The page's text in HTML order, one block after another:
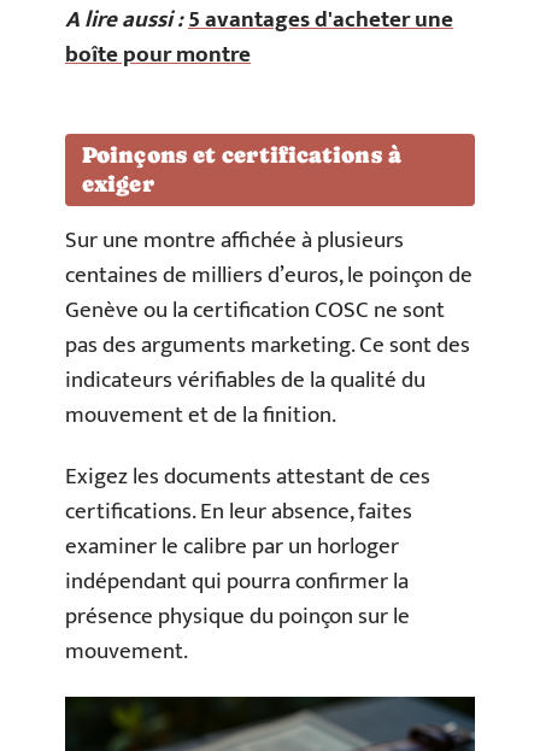
A lire aussi :5 avantages d'acheter une
boîte pour montre
Poinçons et certifications à
exiger
Sur une montre affichée à plusieurs
centaines de milliers d’euros, le poinçon de
Genève ou la certification COSC ne sont
pas des arguments marketing. Ce sont des
indicateurs vérifiables de la qualité du
mouvement et de la finition.
Exigez les documents attestant de ces
certifications. En leur absence, faites
examiner le calibre par un horloger
indépendant qui pourra confirmer la
présence physique du poinçon sur le
mouvement.